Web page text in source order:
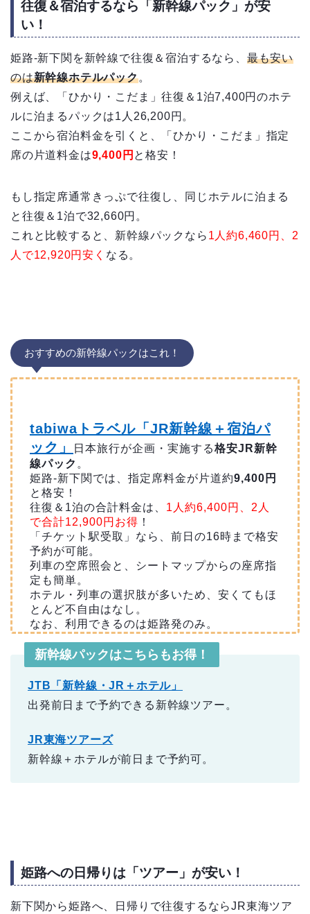
往復＆宿泊するなら「新幹線パック」が安
い！
姫路-新下関を新幹線で往復＆宿泊するなら、 最も安い
のは新幹線ホテルパック。
例えば、「ひかり・こだま」往復＆1泊7,400円のホテ
ルに泊まるパックは1人26,200円。
ここから宿泊料金を引くと、「ひかり・こだま」指定
席の片道料金は9,400円 と格安！
もし指定席通常きっぷで往復し、同じホテルに泊まる
と往復＆1泊で32,660円。
これと比較すると、新幹線パックなら 1人約6,460円、2
人で12,920円安く なる。
おすすめの新幹線パックはこれ！
tabiwaトラベル「JR新幹線＋宿泊パ
ック」
日本旅行が企画・実施する格安JR新幹
線パック 。
姫路-新下関では、指定席料金が片道約9,400円
と格安！
往復＆1泊の合計料金は、 1人約6,400円、2人
で合計12,900円お得 ！
「チケット駅受取」なら、前日の16時まで格安
予約が可能。
列車の空席照会と、シートマップからの座席指
定も簡単。
ホテル・列車の選択肢が多いため、安くてもほ
とんど不自由はなし。
なお、利用できるのは姫路発のみ。
新幹線パックはこちらもお得！
JTB「新幹線・JR＋ホテル」
出発前日まで予約できる新幹線ツアー。
JR東海ツアーズ
新幹線＋ホテルが前日まで予約可。
姫路への日帰りは「ツアー」が安い！
新下関から姫路へ、日帰りで往復するならJR東海ツア